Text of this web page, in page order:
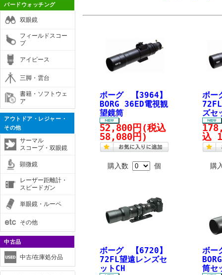
バードウォッチング
双眼鏡
フィールドスコー
プ
アイピース
三脚・雲台
書籍・ソフトウェ
ア
アウトドア・レジャー・
その他
サーマル
スコープ・双眼鏡
顕微鏡
レーザー距離計・
スピードガン
単眼鏡・ルーペ
その他
中古品
中古/在庫処分品
ボーグ 【3964】
BORG 36ED電視観
望鏡筒
52,800円 (税込
58,080円)
購入数 個
ボー
ズセ
込
購
ボーグ 【6720】
72FL望遠レンズセ
ットCH
ボー
筒セ